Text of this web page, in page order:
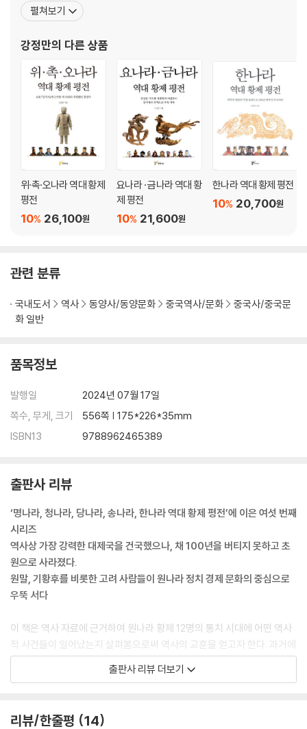
제3장. 원 정종 귀위크
1. 우구데이 카안의 여섯 번째 카툰, 퇴레게네가 섭정을 맡다
3. 모후 퇴레게네의 세력을 제거하고 대칸의 권력을 강화하다
4. 티베트 왕국이 양주 회담을 통해 몽골 제국에 귀부하다
5. 킵차크 칸국의 바투를 정벌하러 가는 도중에 갑자기 사망하다
제4장. 원 헌종 뭉케
1. 툴루이의 장남으로 태어나 문무를 겸비한 청년으로 성장하다
2. 대외 전쟁에 참전한 후 몽골로 돌아오다
4. 바투의 지원으로 대칸이 된 후 정적들을 제거하다
1. 출신 배경과 성장 과정
3. 고비 사막 이남의 한족 거주지를 다스리다
4. 티베트 불교에 귀의하고 대리국 정벌에 나서다
5. 뭉케 카안의 의심을 사서 실권을 잃을 위기에 빠지다
7. 대칸으로 등극한 후 아리크 부케와 패권 다툼을 벌이다
8. 이단의 반란을 평정하다
11. 파스파 문자를 반포하고 지폐를 발행하다
12. 칭기즈 칸 후예들의 반란을 진압하다
13. 고려를 복속시키고 정복 전쟁을 일으키다
14. 마르코 폴로의 원나라 여행이 동서 문명의 교류를 촉진하다
제6장. 원 성종 테무르
1. 황태자 친킴이 포부를 펼치지 못하고 사망하다
2. 성장 과정과 황위 계승
3. 금전을 아낌없이 하사하여 국고를 탕진하다
4. 지나치게 덕치를 베풀어 부패가 만연하다
5. 종왕들의 반란을 평정하여 평화를 이루다
가 아주 낮다. 중국인의 한국에 대한 호감도도 마찬가지이다. 서로 싫
양국은 순망치한의 관계임을 부정할 수 없
펼쳐보기
강정만의 다른 상품
위·촉·오나라 역대 황제
평전
26,100원
10%
요나라 · 금나라 역대 황
제 평전
21,600원
10%
한나라 역대 황제 평전
20,700원
10%
관련 분류
국내도서 역사 동양사/동양문화 중국역사/문화
중국사/중국문
화 일반
품목정보
발행일
2024년 07월 17일
쪽수, 무게, 크기
556쪽 | 175*226*35mm
ISBN13
9788962465389
출판사 리뷰
‘명나라, 청나라, 당나라, 송나라, 한나라 역대 황제 평전’에 이은 여섯 번째
시리즈
역사상 가장 강력한 대제국을 건국했으나, 채 100년을 버티지 못하고 초
원으로 사라졌다.
원말, 기황후를 비롯한 고려 사람들이 원나라 정치 경제 문화의 중심으로
우뚝 서다
이 책은 역사 자료에 근거하여 원나라 황제 12명의 통치 시대에 어떤 역사
적 사건들이 일어났는지 살펴봄으로써 역사의 교훈을 얻고자 한다. 과거에
만 머물러 있는 역사는 박물관의 먼지 쌓인 골동품에 불과하다. 역사는 현
재 진행형이며 미래에 대한 예측이다. 역사에서 교훈을 얻음으로써 현재를
출판사 리뷰 더보기
리뷰/한줄평 14